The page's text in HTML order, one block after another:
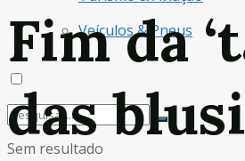
Veículos & Pneus
Sem resultado
Fim da
das